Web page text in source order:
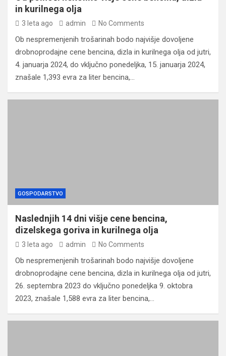
in kurilnega olja
3 leta ago admin No Comments
Ob nespremenjenih trošarinah bodo najvišje dovoljene
drobnoprodajne cene bencina, dizla in kurilnega olja od jutri,
4. januarja 2024, do vključno ponedeljka, 15. januarja 2024,
znašale 1,393 evra za liter bencina,…
GOSPODARSTVO
Naslednjih 14 dni višje cene bencina,
dizelskega goriva in kurilnega olja
3 leta ago admin No Comments
Ob nespremenjenih trošarinah bodo najvišje dovoljene
drobnoprodajne cene bencina, dizla in kurilnega olja od jutri,
26. septembra 2023 do vključno ponedeljka 9. oktobra
2023, znašale 1,588 evra za liter bencina,…